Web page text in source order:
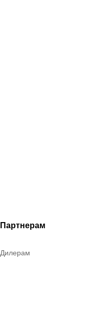
Партнерам
Дилерам